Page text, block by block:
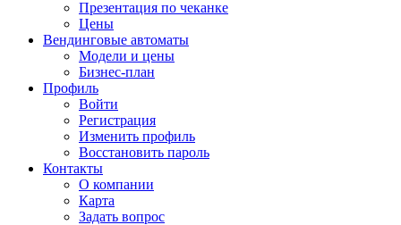
Презентация по чеканке
Цены
Вендинговые автоматы
Модели и цены
Бизнес-план
Профиль
Войти
Регистрация
Изменить профиль
Восстановить пароль
Контакты
О компании
Карта
Задать вопрос